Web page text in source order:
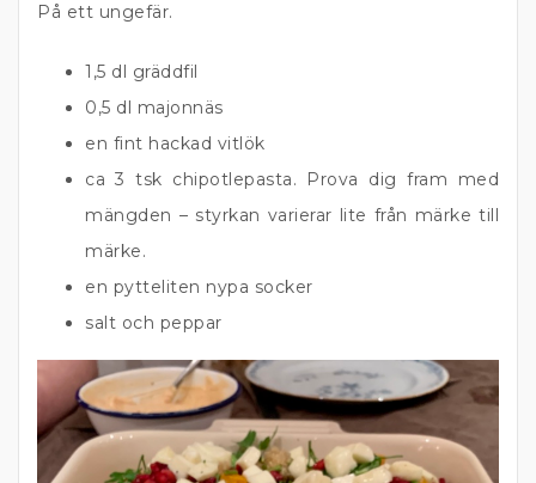
På ett ungefär.
1,5 dl gräddfil
0,5 dl majonnäs
en fint hackad vitlök
ca 3 tsk chipotlepasta. Prova dig fram med
mängden – styrkan varierar lite från märke till
märke.
en pytteliten nypa socker
salt och peppar